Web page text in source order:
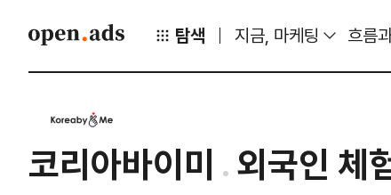
탐색 지금, 마케팅 흐름
코리아바이미 외국인 체